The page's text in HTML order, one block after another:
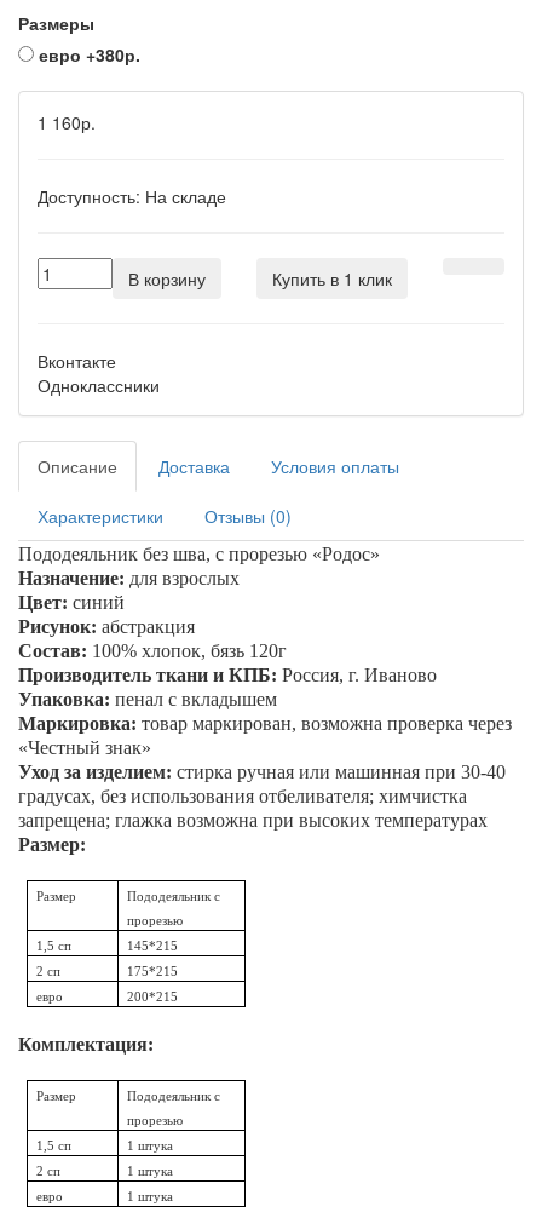
Размеры
евро +380р.
1 160р.
Доступность: На складе
В корзину Купить в 1 клик
Вконтакте
Одноклассники
Описание Доставка Условия оплаты
Характеристики Отзывы (0)
Пододеяльник без шва, с прорезью «Родос»
Назначение: для взрослых
Цвет: синий
Рисунок: абстракция
Состав: 100% хлопок, бязь 120г
Производитель ткани и КПБ: Россия, г. Иваново
Упаковка: пенал с вкладышем
Маркировка: товар маркирован, возможна проверка через
«Честный знак»
Уход за изделием: стирка ручная или машинная при 30-40
градусах, без использования отбеливателя; химчистка
запрещена; глажка возможна при высоких температурах
Размер:
Размер
Пододеяльник с
прорезью
1,5 сп
145*215
2 сп
175*215
евро
200*215
Комплектация:
Размер
Пододеяльник с
прорезью
1,5 сп
1 штука
2 сп
1 штука
евро
1 штука